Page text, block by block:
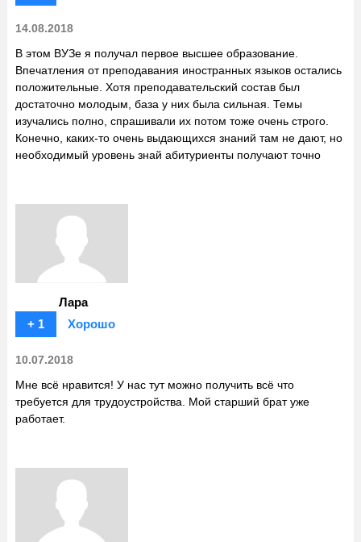
14.08.2018
В этом ВУЗе я получал первое высшее образование.
Впечатления от преподавания иностранных языков остались
положительные. Хотя преподавательский состав был
достаточно молодым, база у них была сильная. Темы
изучались полно, спрашивали их потом тоже очень строго.
Конечно, каких-то очень выдающихся знаний там не дают, но
необходимый уровень знай абитуриенты получают точно
Лара
+ 1
Хорошо
10.07.2018
Мне всё нравится! У нас тут можно получить всё что
требуется для трудоустройства. Мой старший брат уже
работает.